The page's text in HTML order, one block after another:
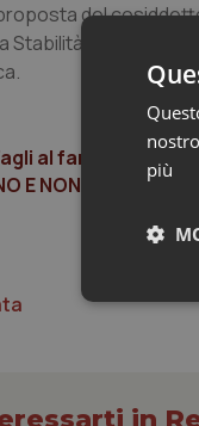
del
Stabilità prima della
al farmaco
E NON VOTA.
in
più